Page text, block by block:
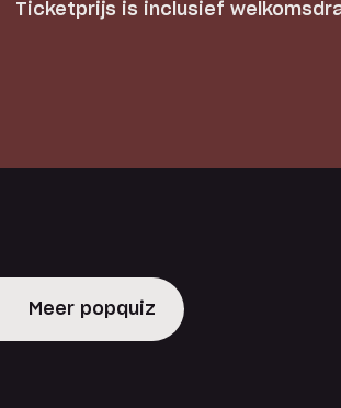
Ticketprijs is inclusief
Meer popquiz